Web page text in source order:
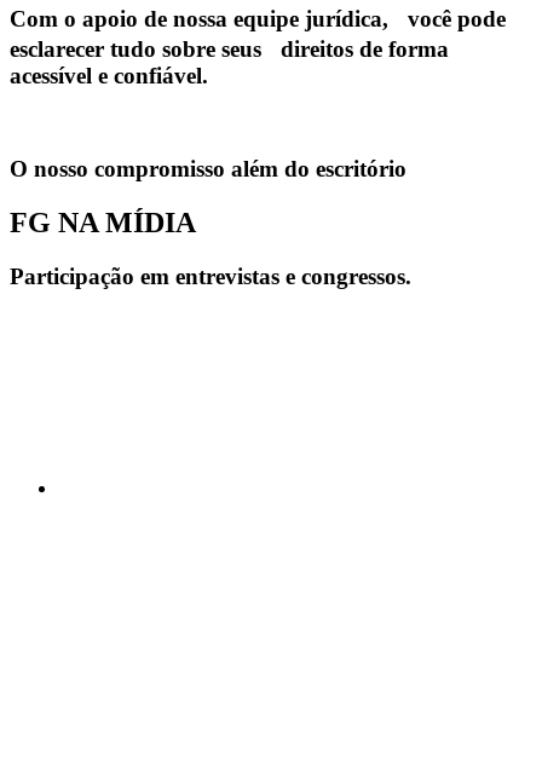
Com o apoio de nossa equipe jurídica, você pode
esclarecer tudo sobre seus direitos de forma
acessível e confiável.
O nosso compromisso além do escritório
FG NA MÍDIA
Participação em entrevistas e congressos.